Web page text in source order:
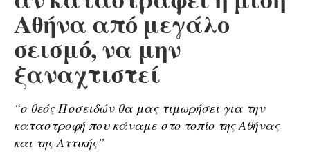
Αθήνα από μεγάλο
σεισμό, να μην
ξαναχτιστεί
“ο θεός Ποσειδών θα μας τιμωρήσει για την
καταστροφή που κάναμε στο τοπίο της Αθήνας
και της Αττικής”